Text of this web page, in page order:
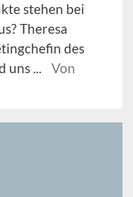
stehen bei
Theresa
des
uns ...
Von